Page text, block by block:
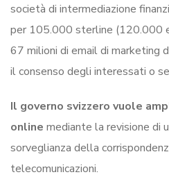
società di intermediazione
per 105.000 sterline (120.000
67 milioni di email di marketing
il consenso degli interessati o
Il governo svizzero vuole
online mediante la revisione di
sorveglianza della
telecomunicazioni.